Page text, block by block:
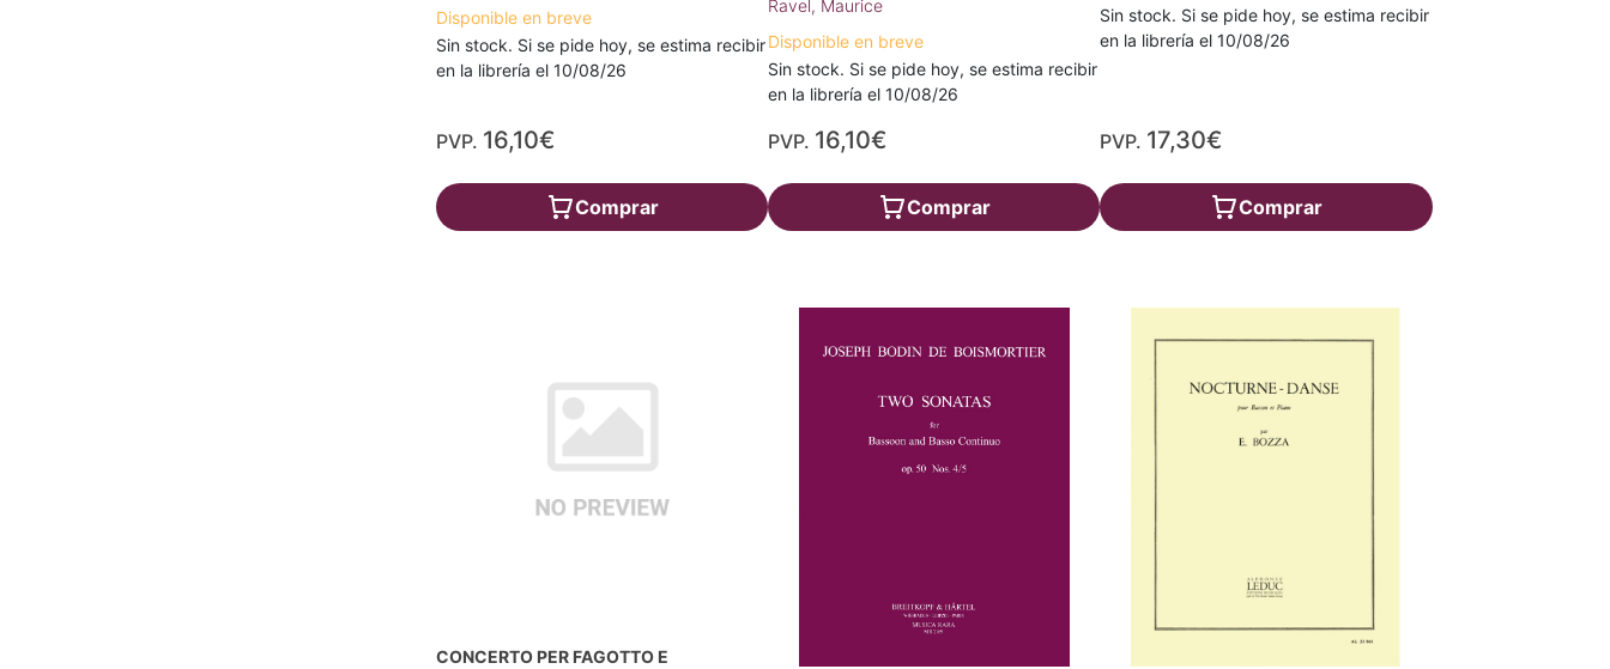
Disponible en breve
Sin stock. Si se pide hoy, se estima recibir
en la librería el 10/08/26
PVP. 16,10€
Comprar
Ravel, Maurice
Disponible en breve
Sin stock. Si se pide hoy, se estima recibir
en la librería el 10/08/26
PVP. 16,10€
Comprar
Sin stock. Si se pide hoy, se estima recibir
en la librería el 10/08/26
PVP. 17,30€
Comprar
CONCERTO PER FAGOTTO E